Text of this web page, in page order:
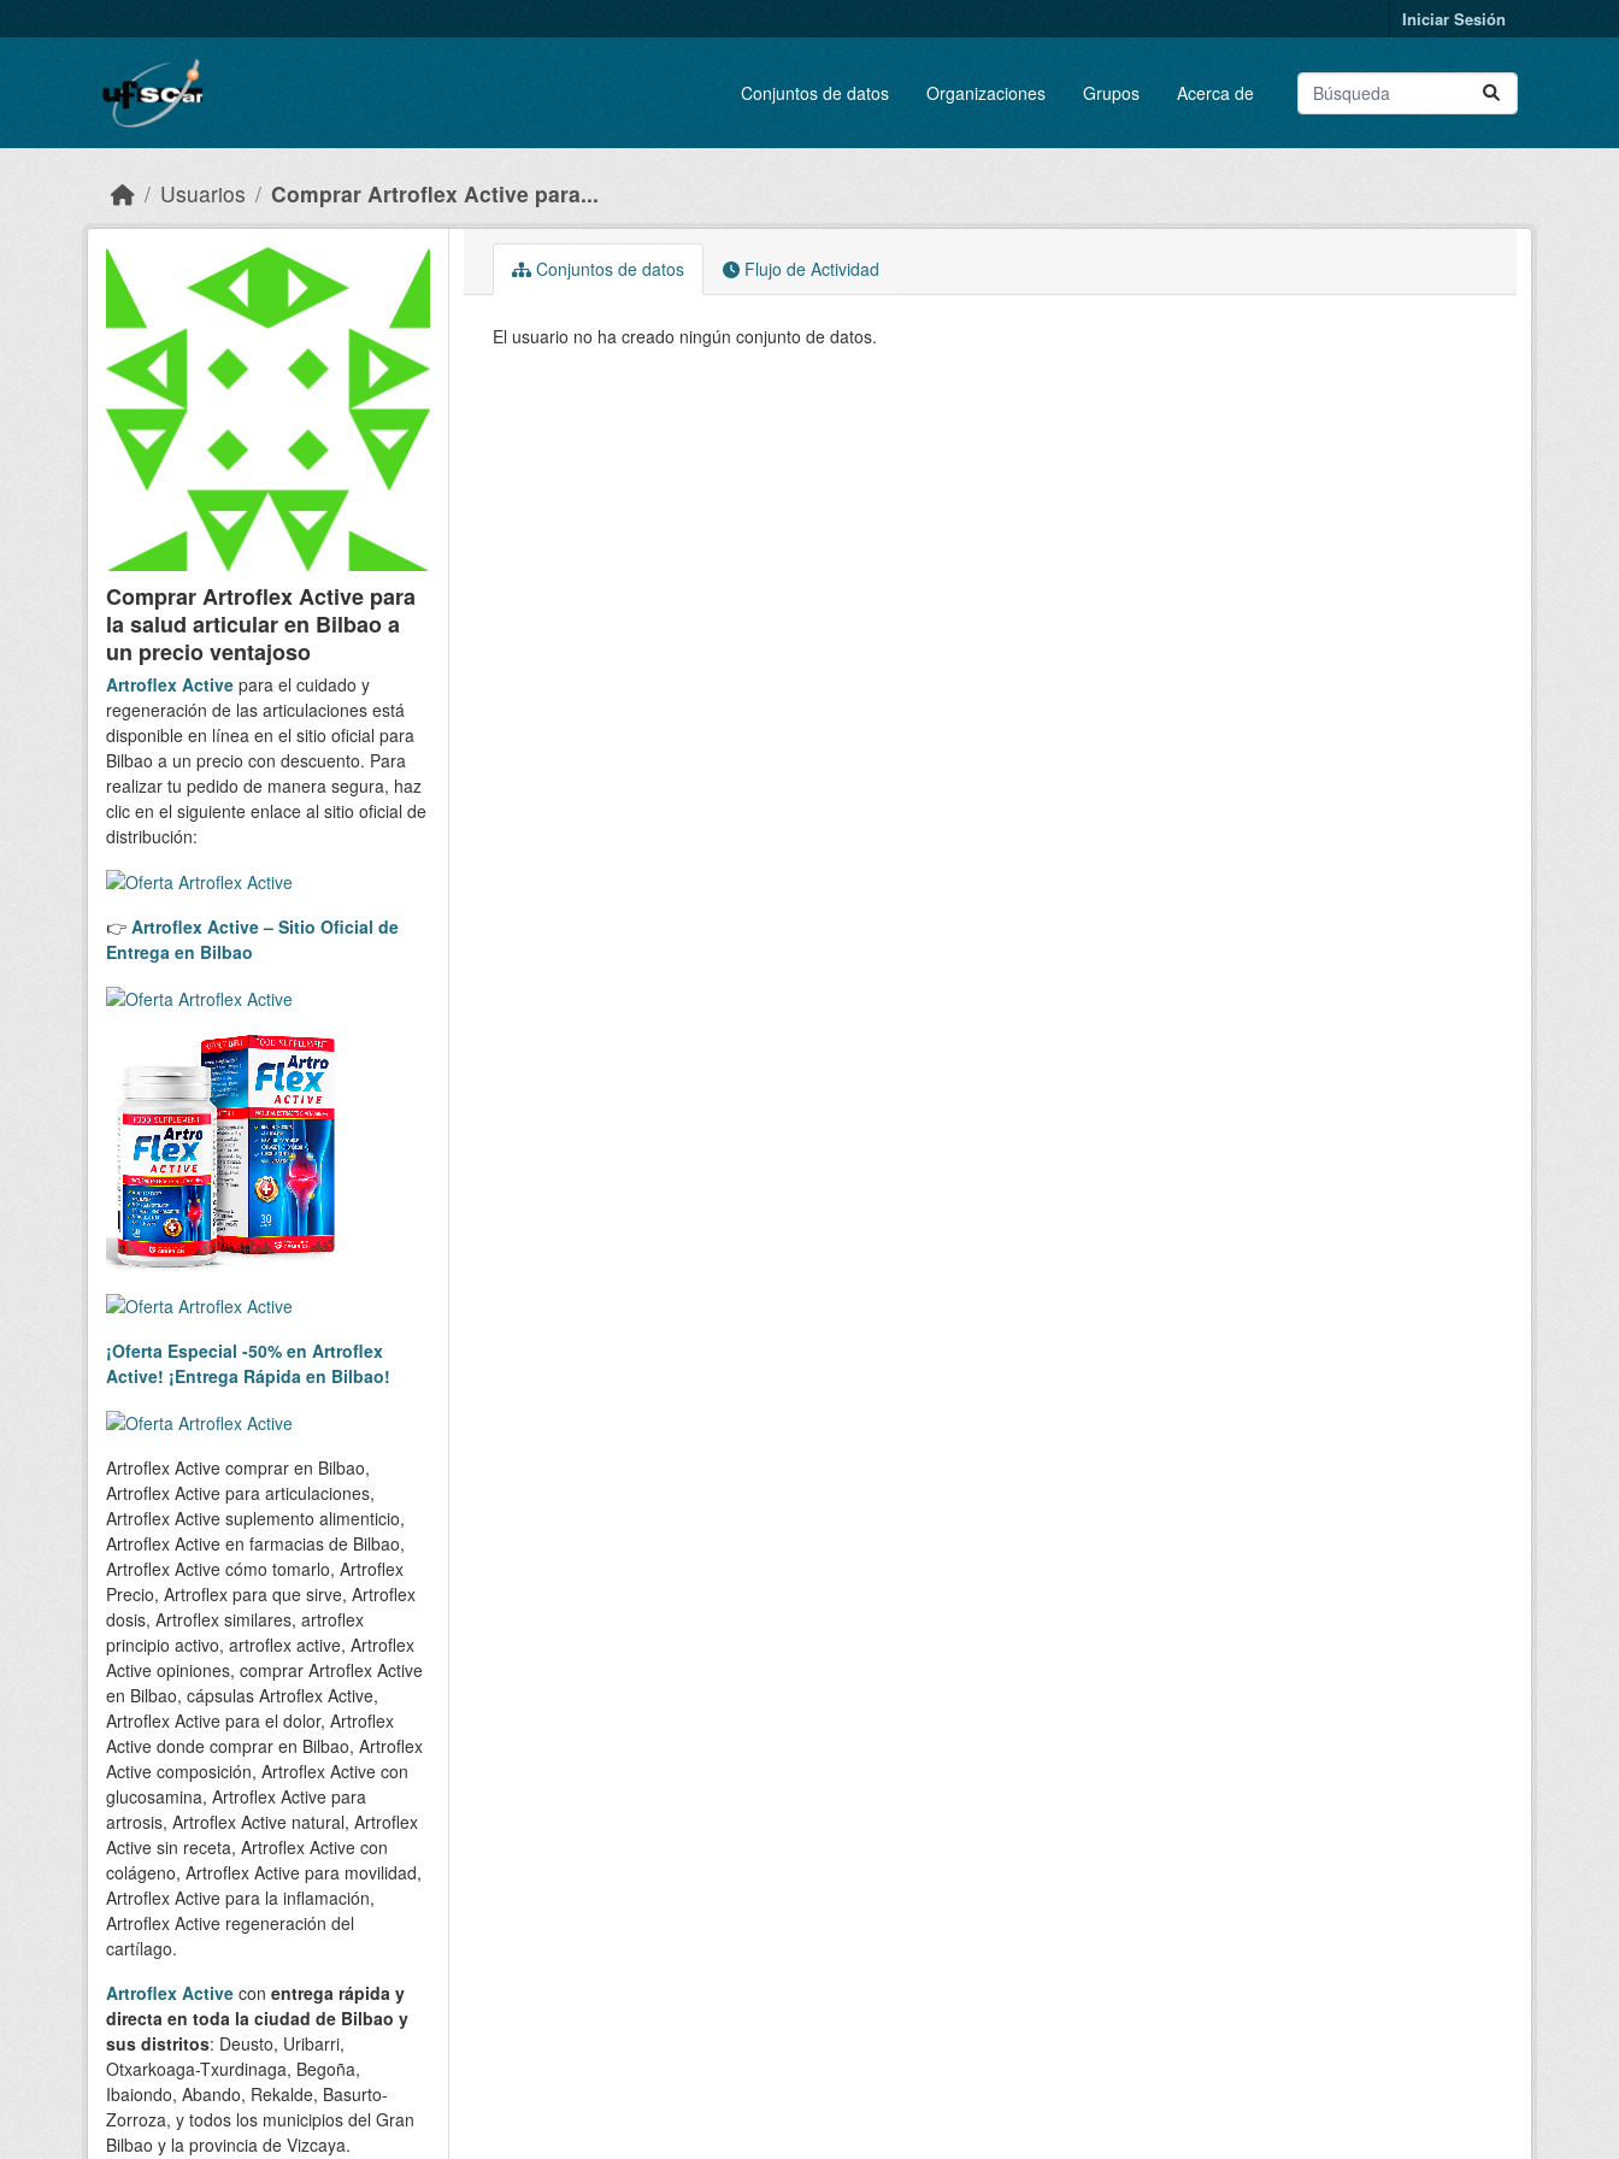
Iniciar Sesión
Conjuntos de datos Organizaciones Grupos Acerca de
Usuarios Comprar Artroflex Active para...
Comprar Artroflex Active para
la salud articular en Bilbao a
un precio ventajoso
Artroflex Active para el cuidado y
regeneración de las articulaciones está
disponible en línea en el sitio oficial para
Bilbao a un precio con descuento. Para
realizar tu pedido de manera segura, haz
clic en el siguiente enlace al sitio oficial de
distribución:
👉 Artroflex Active – Sitio Oficial de
Entrega en Bilbao
¡Oferta Especial -50% en Artroflex
Active! ¡Entrega Rápida en Bilbao!
Artroflex Active comprar en Bilbao,
Artroflex Active para articulaciones,
Artroflex Active suplemento alimenticio,
Artroflex Active en farmacias de Bilbao,
Artroflex Active cómo tomarlo, Artroflex
Precio, Artroflex para que sirve, Artroflex
dosis, Artroflex similares, artroflex
principio activo, artroflex active, Artroflex
Active opiniones, comprar Artroflex Active
en Bilbao, cápsulas Artroflex Active,
Artroflex Active para el dolor, Artroflex
Active donde comprar en Bilbao, Artroflex
Active composición, Artroflex Active con
glucosamina, Artroflex Active para
artrosis, Artroflex Active natural, Artroflex
Active sin receta, Artroflex Active con
colágeno, Artroflex Active para movilidad,
Artroflex Active para la inflamación,
Artroflex Active regeneración del
cartílago.
Artroflex Active con entrega rápida y
directa en toda la ciudad de Bilbao y
sus distritos: Deusto, Uribarri,
Otxarkoaga-Txurdinaga, Begoña,
Ibaiondo, Abando, Rekalde, Basurto-
Zorroza, y todos los municipios del Gran
Bilbao y la provincia de Vizcaya.
Conjuntos de datos Flujo de Actividad
El usuario no ha creado ningún conjunto de datos.